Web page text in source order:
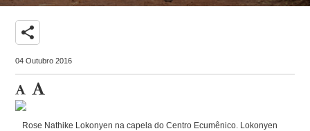
share
04 Outubro 2016
Rose Nathike Lokonyen na capela do Centro Ecumênico. Lokonyen